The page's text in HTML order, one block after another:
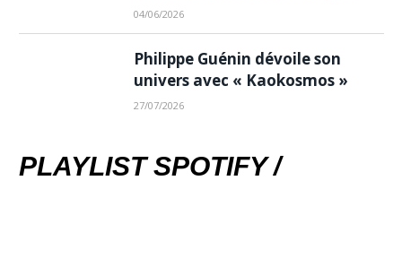
04/06/2026
Philippe Guénin dévoile son
univers avec « Kaokosmos »
27/07/2026
PLAYLIST SPOTIFY /